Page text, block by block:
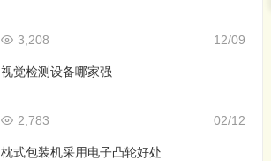
12/09
3,208
视觉检测设备哪家强
02/12
2,783
枕式包装机采用电子凸轮好处